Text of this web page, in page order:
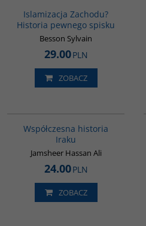
Islamizacja Zachodu?
Historia pewnego spisku
Besson Sylvain
29.00PLN
ZOBACZ
Współczesna historia
Iraku
Jamsheer Hassan Ali
24.00PLN
ZOBACZ